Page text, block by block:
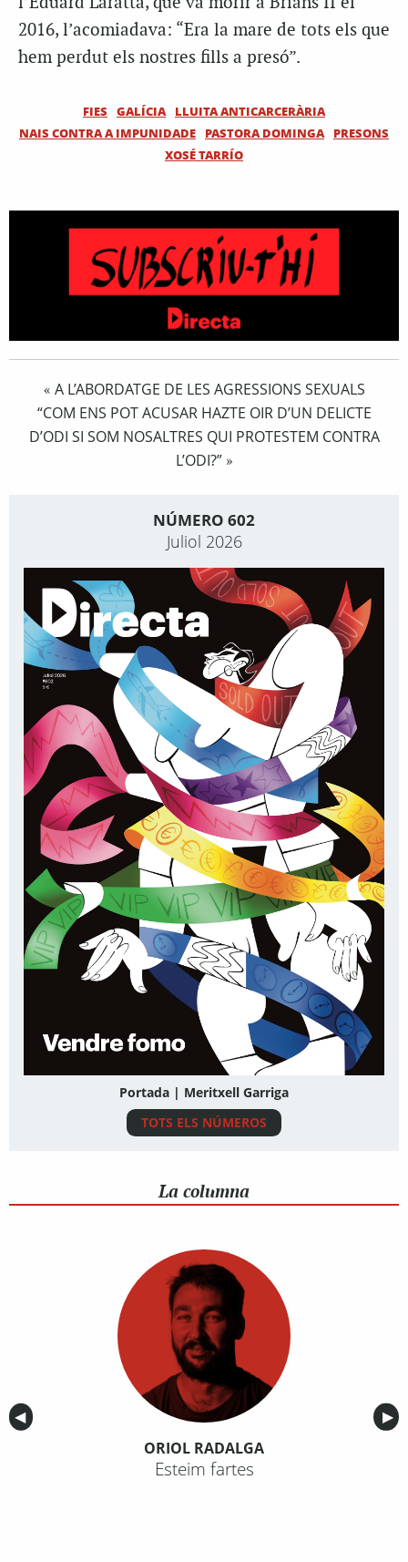
2016, l’acomiadava: “Era la mare de tots els que
hem perdut els nostres fills a presó”.
FIES GALÍCIA
LLUITA ANTICARCERÀRIA
NAIS CONTRA A IMPUNIDADE
PASTORA DOMINGA
PRESONS
XOSÉ TARRÍO
« A L’ABORDATGE DE LES AGRESSIONS SEXUALS
“COM ENS POT ACUSAR HAZTE OIR D’UN DELICTE
D’ODI SI SOM NOSALTRES QUI PROTESTEM CONTRA
L’ODI?”»
NÚMERO 602
Juliol 2026
Portada | Meritxell Garriga
TOTS ELS NÚMEROS
La columna
Anterior
◀︎ ▶︎
ORIOL RADALGA
Esteim fartes